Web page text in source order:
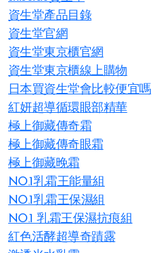
資生堂產品目錄
資生堂官網
資生堂東京櫃官網
資生堂東京櫃線上購物
日本買資生堂會比較便宜嗎
紅妍超導循環眼部精華
極上御藏傳奇霜
極上御藏傳奇眼霜
極上御藏晚霜
NO.1乳霜王能量組
NO.1乳霜王保濕組
NO.1 乳霜王保濕抗痕組
紅色活酵超導奇蹟露